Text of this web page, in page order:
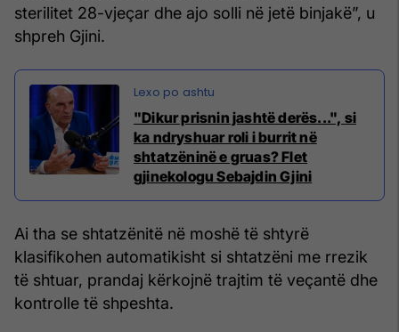
sterilitet 28-vjeçar dhe ajo solli në jetë binjakë”, u
shpreh Gjini.
"Dikur prisnin jashtë derës...", si
ka ndryshuar roli i burrit në
shtatzëninë e gruas? Flet
gjinekologu Sebajdin Gjini
Ai tha se shtatzënitë në moshë të shtyrë
klasifikohen automatikisht si shtatzëni me rrezik
të shtuar, prandaj kërkojnë trajtim të veçantë dhe
kontrolle të shpeshta.